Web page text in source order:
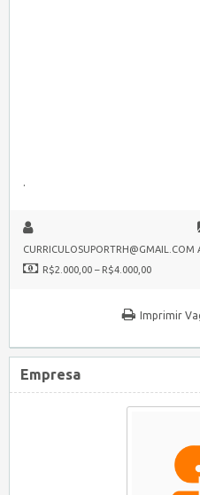
.
CURRICULOSUPORTRH@GMAIL.COM
R$2.000,00 – R$4.000,00
Imprimir
Empresa